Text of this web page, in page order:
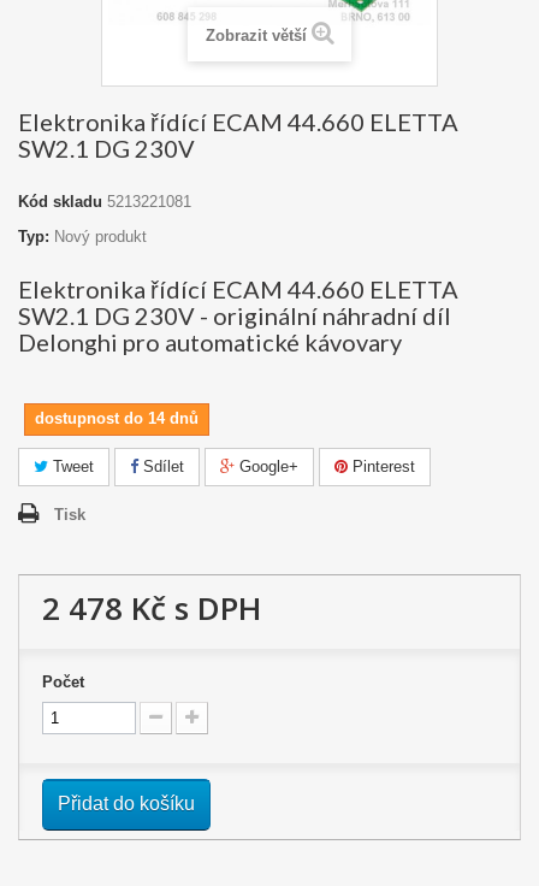
Zobrazit větší
Elektronika řídící ECAM 44.660 ELETTA
SW2.1 DG 230V
Kód skladu 5213221081
Typ: Nový produkt
Elektronika řídící ECAM 44.660 ELETTA
SW2.1 DG 230V - originální náhradní díl
Delonghi pro automatické kávovary
dostupnost do 14 dnů
Tweet Sdílet Google+ Pinterest
Tisk
2 478 Kč s DPH
Počet
Přidat do košíku